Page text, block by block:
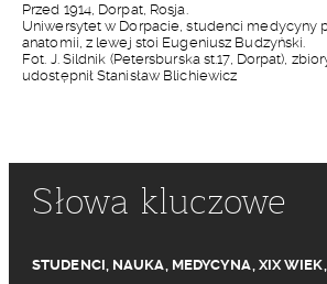
Przed 1914, Dorpat, Rosja.
Uniwersytet w Dorpacie, studenci medycyny
anatomii, z lewej stoi Eugeniusz Budzyński.
Fot. J. Sildnik (Petersburska st.17, Dorpat),
udostępnił Stanisław Blichiewicz
Słowa kluczowe
STUDENCI, NAUKA, MEDYCYNA, XIX WIEK,